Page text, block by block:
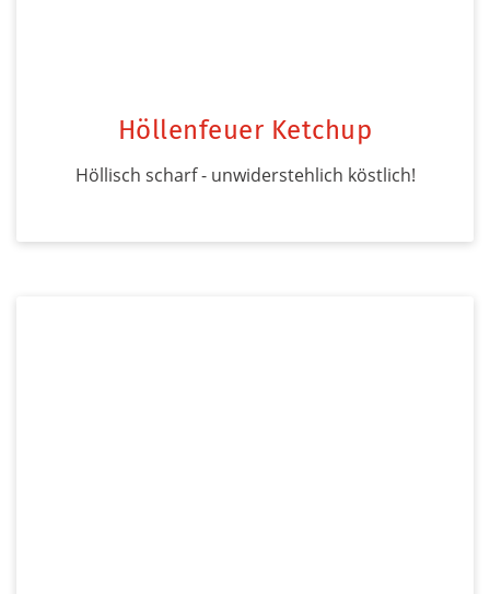
Höllenfeuer Ketchup
Höllisch scharf - unwiderstehlich köstlich!